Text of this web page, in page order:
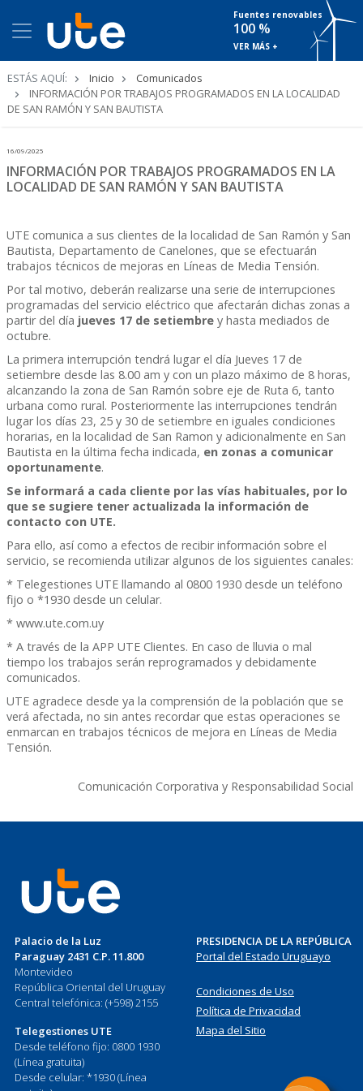
Fuentes renovables
100 %
VER MÁS +
ESTÁS AQUÍ: Inicio
Comunicados
INFORMACIÓN POR TRABAJOS PROGRAMADOS EN LA LOCALIDAD
DE SAN RAMÓN Y SAN BAUTISTA
16/09/2025
INFORMACIÓN POR TRABAJOS PROGRAMADOS EN LA
LOCALIDAD DE SAN RAMÓN Y SAN BAUTISTA
UTE comunica a sus clientes de la localidad de San Ramón y San
Bautista, Departamento de Canelones, que se efectuarán
trabajos técnicos de mejoras en Líneas de Media Tensión.
Por tal motivo, deberán realizarse una serie de interrupciones
programadas del servicio eléctrico que afectarán dichas zonas a
partir del día jueves 17 de setiembre y hasta mediados de
octubre.
La primera interrupción tendrá lugar el día Jueves 17 de
setiembre desde las 8.00 am y con un plazo máximo de 8 horas,
alcanzando la zona de San Ramón sobre eje de Ruta 6, tanto
urbana como rural. Posteriormente las interrupciones tendrán
lugar los días 23, 25 y 30 de setiembre en iguales condiciones
horarias, en la localidad de San Ramon y adicionalmente en San
Bautista en la última fecha indicada, en zonas a comunicar
oportunamente.
Se informará a cada cliente por las vías habituales, por lo
que se sugiere tener actualizada la información de
contacto con UTE.
Para ello, así como a efectos de recibir información sobre el
servicio, se recomienda utilizar algunos de los siguientes canales:
* Telegestiones UTE llamando al 0800 1930 desde un teléfono
fijo o *1930 desde un celular.
* www.ute.com.uy
* A través de la APP UTE Clientes. En caso de lluvia o mal
tiempo los trabajos serán reprogramados y debidamente
comunicados.
UTE agradece desde ya la comprensión de la población que se
verá afectada, no sin antes recordar que estas operaciones se
enmarcan en trabajos técnicos de mejora en Líneas de Media
Tensión.
Comunicación Corporativa y Responsabilidad Social
Palacio de la Luz
Paraguay 2431 C.P. 11.800
Montevideo
República Oriental del Uruguay
Central telefónica: (+598) 2155
Telegestiones UTE
Desde teléfono fijo: 0800 1930
(Línea gratuita)
Desde celular: *1930 (Línea
PRESIDENCIA DE LA REPÚBLICA
Portal del Estado Uruguayo
Condiciones de Uso
Política de Privacidad
Mapa del Sitio